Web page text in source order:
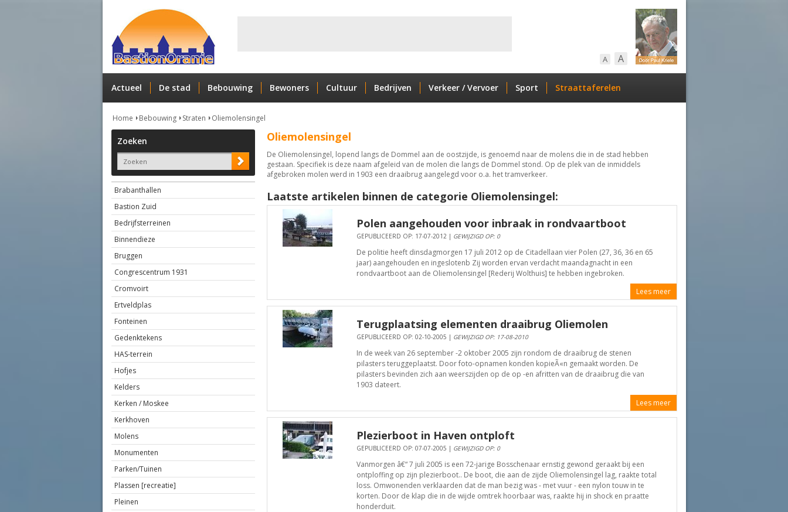
A A
Actueel De stad Bebouwing Bewoners Cultuur Bedrijven Verkeer / Vervoer Sport Straattaferelen
Home Bebouwing Straten Oliemolensingel
Zoeken
Brabanthallen
Bastion Zuid
Bedrijfsterreinen
Binnendieze
Bruggen
Congrescentrum 1931
Cromvoirt
Ertveldplas
Fonteinen
Gedenktekens
HAS-terrein
Hofjes
Kelders
Kerken / Moskee
Kerkhoven
Molens
Monumenten
Parken/Tuinen
Plassen [recreatie]
Pleinen
Oliemolensingel
De Oliemolensingel, lopend langs de Dommel aan de oostzijde, is genoemd naar de molens die in de stad hebben
gestaan. Specifiek is deze naam afgeleid van de molen die langs de Dommel stond. Op de plek van de inmiddels
afgebroken molen werd in 1903 een draaibrug aangelegd voor o.a. het tramverkeer.
Laatste artikelen binnen de categorie Oliemolensingel:
Polen aangehouden voor inbraak in rondvaartboot
GEPUBLICEERD OP: 17-07-2012 | GEWIJZIGD OP: 0
De politie heeft dinsdagmorgen 17 juli 2012 op de Citadellaan vier Polen (27, 36, 36 en 65
jaar) aangehouden en ingeslotenb Zij worden ervan verdacht maandagnacht in een
rondvaartboot aan de Oliemolensingel [Rederij Wolthuis] te hebben ingebroken.
Lees meer
Terugplaatsing elementen draaibrug Oliemolen
GEPUBLICEERD OP: 02-10-2005 | GEWIJZIGD OP: 17-08-2010
In de week van 26 september -2 oktober 2005 zijn rondom de draaibrug de stenen
pilasters teruggeplaatst. Door foto-opnamen konden kopieÃ«n gemaakt worden. De
pilasters bevinden zich aan weerszijden op de op -en afritten van de draaibrug die van
1903 dateert.
Lees meer
Plezierboot in Haven ontploft
GEPUBLICEERD OP: 07-07-2005 | GEWIJZIGD OP: 0
Vanmorgen â€“ 7 juli 2005 is een 72-jarige Bosschenaar ernstig gewond geraakt bij een
ontploffing op zijn plezierboot.. De boot, die aan de zijde Oliemolensingel lag, raakte total
loss. Omwonenden verklaarden dat de man bezig was - met vuur - een nylon touw in te
korten. Door de klap die in de wijde omtrek hoorbaar was, raakte hij in shock en praatte
honderduit.